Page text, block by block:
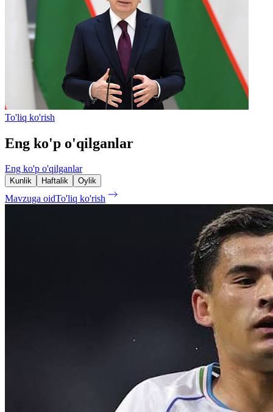
To'liq ko'rish
Eng ko'p o'qilganlar
Eng ko'p o'qilganlar
Kunlik Haftalik Oylik
Mavzuga oidTo'liq ko'rish